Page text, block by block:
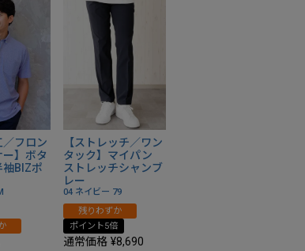
／フロン
ー】ボタ
袖BIZポ
【ストレッチ／ワン
タック】マイパン
ストレッチシャンブ
レー
04 ネイビー 79
残りわずか
ポイント5倍
通常価格 ¥8,690